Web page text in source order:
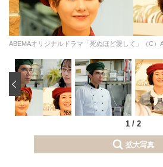
ABEMAオリジナルドラマ「死ぬほど愛して」（C）
1 / 2
‹
拡大写真